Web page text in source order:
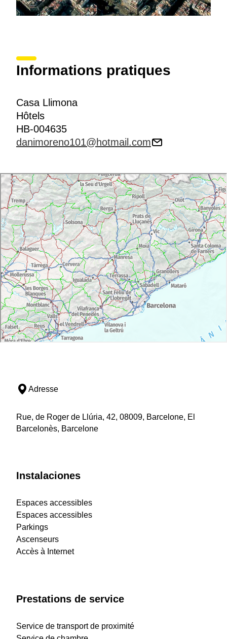
Informations pratiques
Casa Llimona
Hôtels
HB-004635
danimoreno101@hotmail.com
Adresse
Rue, de Roger de Llúria, 42, 08009, Barcelone, El
Barcelonès, Barcelone
Instalaciones
Espaces accessibles
Espaces accessibles
Parkings
Ascenseurs
Accès à Internet
Prestations de service
Service de transport de proximité